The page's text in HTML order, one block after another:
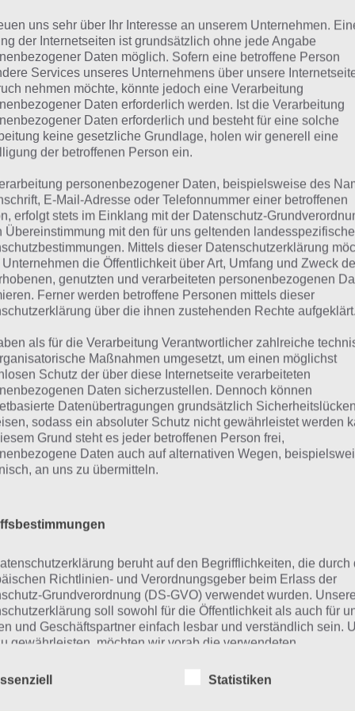
Lösung für
findest du bereits die Lösung rund um Beerensorten.
Spieler anders ist, können wir dir nicht das exakte
unsere Komplettlösung jedoch trotzdem zu jedem
Antworten findest!
Schaue inunsere Komplettlösung
App! Dort kannst du mit der Suche
schnell die Antworten und
über 300 Level finden!
findest Lösungen auch ohne unsere Hilfe, indem du in
diese jedoch begrenzt sind, hast du hier stets die
obige Lösung stimmt leider
die Lösung, die wir dir oben Beerensorten vorgestellt
sollte oder ein Wort in der Lösung von 94 Prozent fehlt,
Lösungen einfach in den Kommentaren mit. Nur
Antworten auf die zahlreichen Fragen und
uns sehr über Ihr Interesse an unserem Unternehmen.
der Internetseiten ist grundsätzlich ohne jede Angabe
Daten möglich. Sofern eine betroffene Person
Services unseres Unternehmens über unsere
nehmen möchte, könnte jedoch eine Verarbeitung
Daten erforderlich werden. Ist die Verarbeitung
Daten erforderlich und besteht für eine solche
keine gesetzliche Grundlage, holen wir generell eine
der betroffenen Person ein.
personenbezogener Daten, beispielsweise des
E-Mail-Adresse oder Telefonnummer einer betroffenen
erfolgt stets im Einklang mit der Datenschutz-
Übereinstimmung mit den für uns geltenden
Mittels dieser Datenschutzerklärung
Unternehmen die Öffentlichkeit über Art, Umfang und Zweck
genutzten und verarbeiteten personenbezogenen
Ferner werden betroffene Personen mittels dieser
über die ihnen zustehenden Rechte aufgeklärt.
als für die Verarbeitung Verantwortlicher zahlreiche
Maßnahmen umgesetzt, um einen möglichst
Schutz der über diese Internetseite verarbeiteten
Daten sicherzustellen. Dennoch können
Datenübertragungen grundsätzlich
sodass ein absoluter Schutz nicht gewährleistet werden
Grund steht es jeder betroffenen Person frei,
Daten auch auf alternativen Wegen,
an uns zu übermitteln.
beruht auf den Begrifflichkeiten, die durch
Richtlinien- und Verordnungsgeber beim Erlass der
Grundverordnung (DS-GVO) verwendet wurden. Unsere
soll sowohl für die Öffentlichkeit als auch für
und Geschäftspartner einfach lesbar und verständlich sein.
gewährleisten, möchten wir vorab die verwendeten
Statistiken